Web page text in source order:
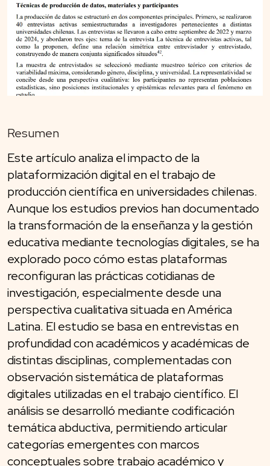
Resumen
Este artículo analiza el impacto de la
plataformización digital en el trabajo de
producción científica en universidades chilenas.
Aunque los estudios previos han documentado
la transformación de la enseñanza y la gestión
educativa mediante tecnologías digitales, se ha
explorado poco cómo estas plataformas
reconfiguran las prácticas cotidianas de
investigación, especialmente desde una
perspectiva cualitativa situada en América
Latina. El estudio se basa en entrevistas en
profundidad con académicos y académicas de
distintas disciplinas, complementadas con
observación sistemática de plataformas
digitales utilizadas en el trabajo científico. El
análisis se desarrolló mediante codificación
temática abductiva, permitiendo articular
categorías emergentes con marcos
conceptuales sobre trabajo académico y